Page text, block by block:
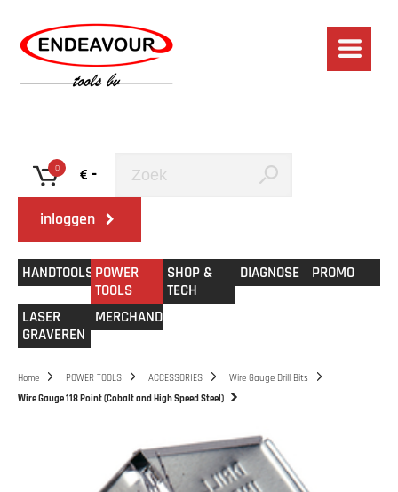
0 -
inloggen
HANDTOOLS POWER
TOOLS
SHOP &
TECH
DIAGNOSE PROMO
LASER
GRAVEREN
MERCHANDISE
Home POWER TOOLS ACCESSORIES
Wire Gauge Drill Bits
Wire Gauge 118 Point (Cobalt and High Speed Steel)